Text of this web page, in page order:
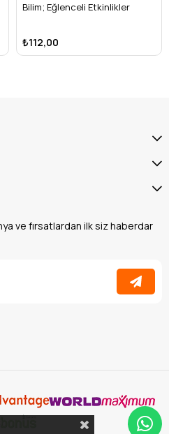
Bilim; Eğlenceli Etkinlikler
₺112,00
ve fırsatlardan ilk siz haberdar